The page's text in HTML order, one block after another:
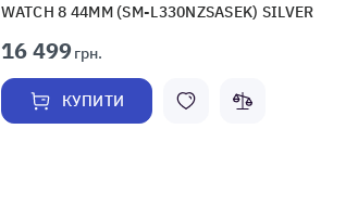
WATCH 8 44MM (SM-L330NZSASEK) SILVER
16 499грн.
КУПИТИ